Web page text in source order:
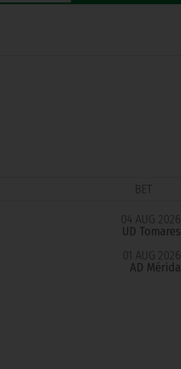
BET
04 AUG 2026
UD Tomares
01 AUG 2026
AD Mérida